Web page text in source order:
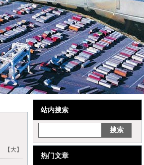
站内搜索
热门文章
【大】